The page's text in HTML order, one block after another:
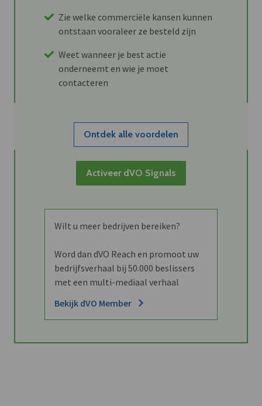
Zie welke commerciële kansen kunnen
ontstaan vooraleer ze besteld zijn
Weet wanneer je best actie
onderneemt en wie je moet
contacteren
Ontdek alle voordelen
Activeer dVO Signals
Wilt u meer bedrijven bereiken?
Word dan dVO Reach en promoot uw
bedrijfsverhaal bij 50.000 beslissers
met een multi-mediaal verhaal
Bekijk dVO Member